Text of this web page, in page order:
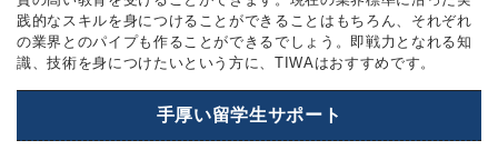
践的なスキルを身につけることができることはもちろん、それぞれ
の業界とのパイプも作ることができるでしょう。即戦力となれる知
識、技術を身につけたいという方に、TIWAはおすすめです。
手厚い留学生サポート